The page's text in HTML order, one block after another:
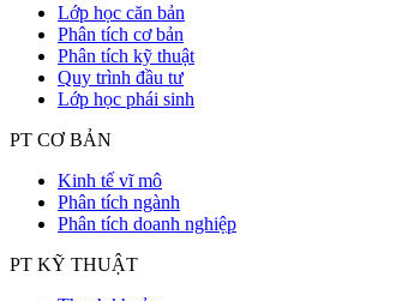
Lớp học căn bản
Phân tích cơ bản
Phân tích kỹ thuật
Quy trình đầu tư
Lớp học phái sinh
PT CƠ BẢN
Kinh tế vĩ mô
Phân tích ngành
Phân tích doanh nghiệp
PT KỸ THUẬT